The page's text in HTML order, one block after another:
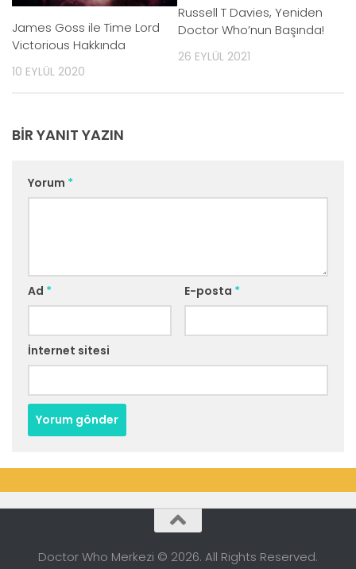
James Goss ile Time Lord
Victorious Hakkında
10 EYLÜL 2020
Russell T Davies, Yeniden
Doctor Who’nun Başında!
26 EYLÜL 2021
BIR YANIT YAZIN
Yorum *
Ad * E-posta *
İnternet sitesi
Doctor Who Merkezi © 2026. All Rights Reserved.